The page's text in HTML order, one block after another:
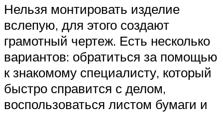
Нельзя монтировать изделие
вслепую, для этого создают
грамотный чертеж. Есть несколько
вариантов: обратиться за помощью
к знакомому специалисту, который
быстро справится с делом,
воспользоваться листом бумаги и